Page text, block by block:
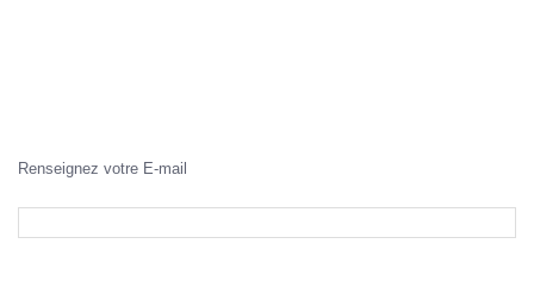
Renseignez votre E-mail